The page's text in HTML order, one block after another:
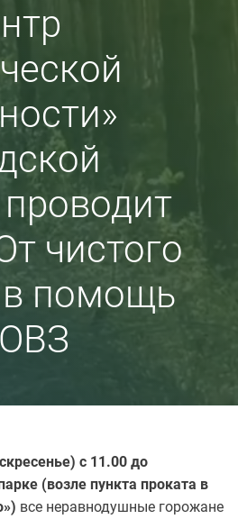
чистого
в помощь
c 11.00 до
(возле пункта проката в
все неравнодушные горожане